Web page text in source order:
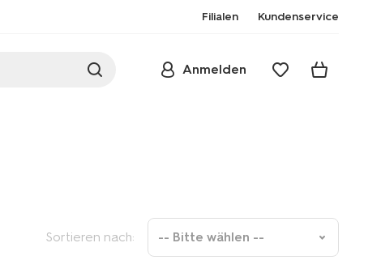
Filialen Kundenservice
Anmelden
Sortieren nach: -- Bitte wählen --